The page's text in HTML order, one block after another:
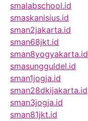
smalabschool.id
smaskanisius.id
sman2jakarta.id
sman68jkt.id
sman8yogyakarta.id
smasungguldel.id
sman1jogja.id
sman28dkijakarta.id
sman3jogja.id
sman81jkt.id